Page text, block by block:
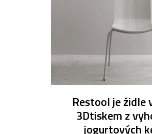
Restool je židle
3Dtiskem z
jogurtových